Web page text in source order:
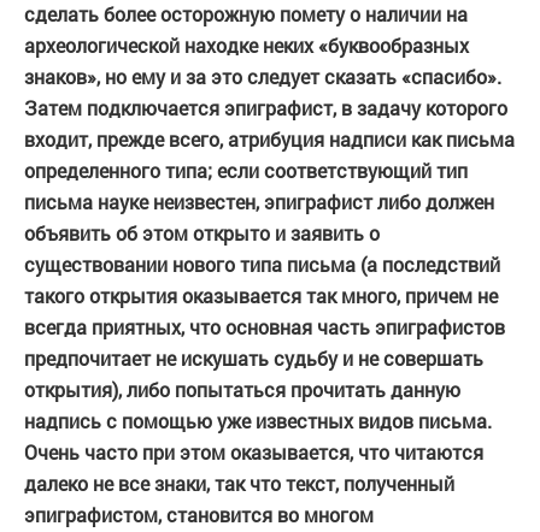
сделать более осторожную помету о наличии на
археологической находке неких «буквообразных
знаков», но ему и за это следует сказать «спасибо».
Затем подключается эпиграфист, в задачу которого
входит, прежде всего, атрибуция надписи как письма
определенного типа; если соответствующий тип
письма науке неизвестен, эпиграфист либо должен
объявить об этом открыто и заявить о
существовании нового типа письма (а последствий
такого открытия оказывается так много, причем не
всегда приятных, что основная часть эпиграфистов
предпочитает не искушать судьбу и не совершать
открытия), либо попытаться прочитать данную
надпись с помощью уже известных видов письма.
Очень часто при этом оказывается, что читаются
далеко не все знаки, так что текст, полученный
эпиграфистом, становится во многом